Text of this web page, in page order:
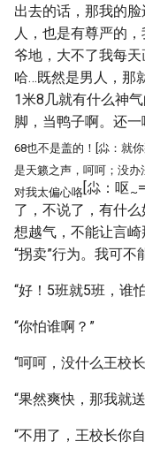
出去的话，那我的
人，也是有尊严的
爷地，大不了我每
哈…既然是男人，那
1米8几就有什么神
脚，当鸭子啊。还
68也不是盖的！[尛：就
是天籁之声，呵呵；没
对我太偏心咯[尛：呕 ~
了，不说了，有什
想越气，不能让言
“拐卖”行为。我可不
“好！5班就5班，谁
“你怕谁啊？”
“呵呵，没什么王校
“果然爽快，那我就
“不用了，王校长你